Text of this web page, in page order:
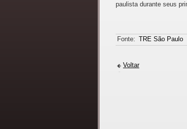
paulista durante seus
Fonte: TRE São Paulo
Voltar